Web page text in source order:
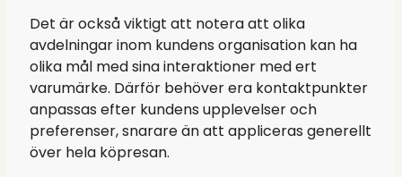
Det är också viktigt att notera att olika
avdelningar inom kundens organisation kan ha
olika mål med sina interaktioner med ert
varumärke. Därför behöver era kontaktpunkter
anpassas efter kundens upplevelser och
preferenser, snarare än att appliceras generellt
över hela köpresan.